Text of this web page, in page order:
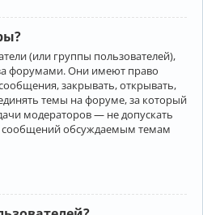
(или группы пользователей),
форумами. Они имеют право
закрывать, открывать,
темы на форуме, за который
модераторов — не допускать
сообщений обсуждаемым темам